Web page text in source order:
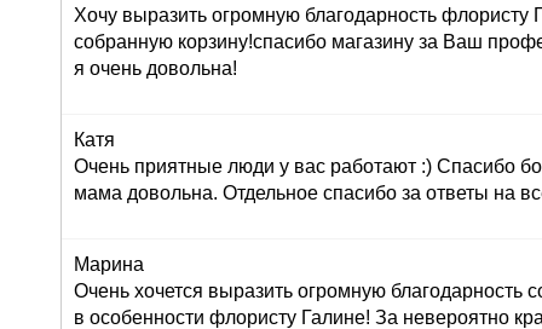
Хочу выразить огромную благодарность флористу
собранную корзину!спасибо магазину за Ваш
я очень довольна!
Катя
Очень приятные люди у вас работают :) Спасибо
мама довольна. Отдельное спасибо за ответы на
Марина
Очень хочется выразить огромную благодарность
в особенности флористу Галине! За невероятно